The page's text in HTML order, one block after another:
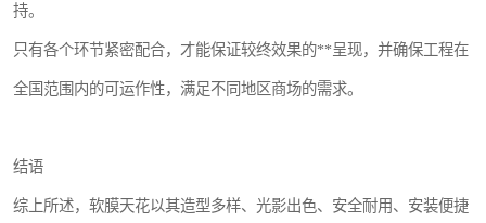
持。
只有各个环节紧密配合，才能保证较终效果的**呈现，并确保工程在
全国范围内的可运作性，满足不同地区商场的需求。
结语
综上所述，软膜天花以其造型多样、光影出色、安全耐用、安装便捷